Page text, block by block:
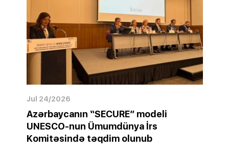
Jul 24/2026
Azərbaycanın “SECURE” modeli
UNESCO-nun Ümumdünya İrs
Komitəsində təqdim olunub